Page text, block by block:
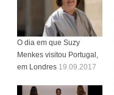
O dia em que Suzy
Menkes visitou Portugal,
em Londres 19.09.2017